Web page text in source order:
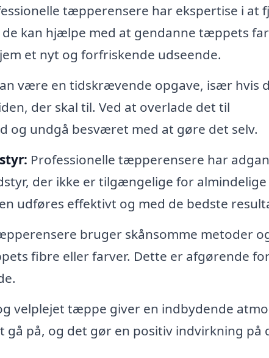
tæpperensere har ekspertise i at
kan hjælpe med at gendanne tæppets
et nyt og forfriskende udseende.
være en tidskrævende opgave, især hvis
der skal til. Ved at overlade det til
og undgå besværet med at gøre det selv.
Professionelle tæpperensere har
der ikke er tilgængelige for almindelige
udføres effektivt og med de bedste
bruger skånsomme metoder
fibre eller farver. Dette er afgørende
velplejet tæppe giver en indbydende
gå på, og det gør en positiv indvirkning på